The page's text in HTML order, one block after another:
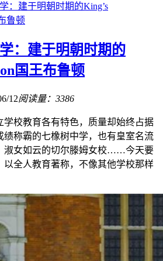
：建于明朝时期的King’s
鲁顿
：建于明朝时期的
国王布鲁顿
12阅读量：3386
学校教育各有特色，质量却始终占据
绩称霸的七橡树中学，也有皇室名流
淑女如云的切尔滕姆女校……今天要
以全人教育著称，不像其他学校那样